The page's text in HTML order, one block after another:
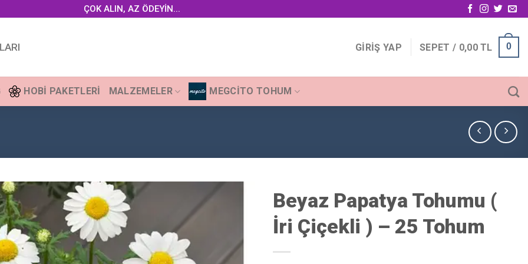
ÇOK ALIN, AZ ÖDEYİN...
GIRIŞ YAP SEPET / 0,00TL 0
HOBI PAKETLERI MALZEMELER MEGCITO TOHUM
Beyaz Papatya Tohumu (
İri Çiçekli ) – 25 Tohum